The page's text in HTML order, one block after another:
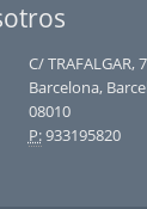
C/ TRAFALGAR,
Barcelona,
08010
P:933195820